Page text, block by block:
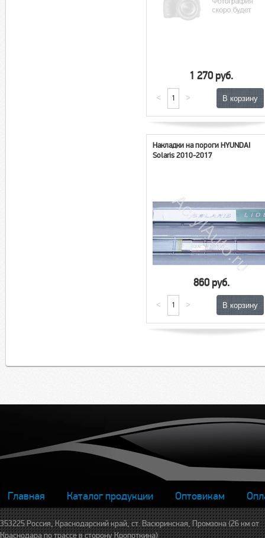
1 270 руб.
< >
Накладки на пороги HYUNDAI
Solaris 2010-2017
860 руб.
< >
Главная Каталог продукции Оптовикам
353225 Россия, Краснодарский край, ст. Васюринская, Промзона (26 км от
Краснодара по трассе в сторону Кропоткина)